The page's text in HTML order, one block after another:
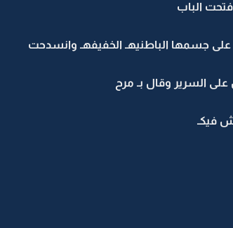
الباب
جسمها الباطنيهـ الخفيفهـ وانسدحت
السرير وقال بـ مرح
فيكـ